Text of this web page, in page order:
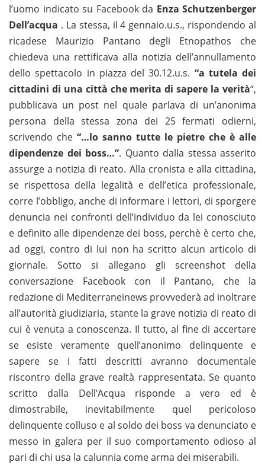
l’uomo indicato su Facebook da Enza Schutzenberger
Dell’acqua . La stessa, il 4 gennaio.u.s., rispondendo al
ricadese Maurizio Pantano degli Etnopathos che
chiedeva una rettificava alla notizia dell’annullamento
dello spettacolo in piazza del 30.12.u.s. “a tutela dei
cittadini di una città che merita di sapere la verità“,
pubblicava un post nel quale parlava di un’anonima
persona della stessa zona dei 25 fermati odierni,
scrivendo che “…lo sanno tutte le pietre che è alle
dipendenze dei boss…”. Quanto dalla stessa asserito
assurge a notizia di reato. Alla cronista e alla cittadina,
se rispettosa della legalità e dell’etica professionale,
corre l’obbligo, anche di informare i lettori, di sporgere
denuncia nei confronti dell’individuo da lei conosciuto
e definito alle dipendenze dei boss, perchè è certo che,
ad oggi, contro di lui non ha scritto alcun articolo di
giornale. Sotto si allegano gli screenshot della
conversazione Facebook con il Pantano, che la
redazione di Mediterraneinews provvederà ad inoltrare
all’autorità giudiziaria, stante la grave notizia di reato di
cui è venuta a conoscenza. Il tutto, al fine di accertare
se esiste veramente quell’anonimo delinquente e
sapere se i fatti descritti avranno documentale
riscontro della grave realtà rappresentata. Se quanto
scritto dalla Dell’Acqua risponde a vero ed è
dimostrabile, inevitabilmente quel pericoloso
delinquente colluso e al soldo dei boss va denunciato e
messo in galera per il suo comportamento odioso al
pari di chi usa la calunnia come arma dei miserabili.